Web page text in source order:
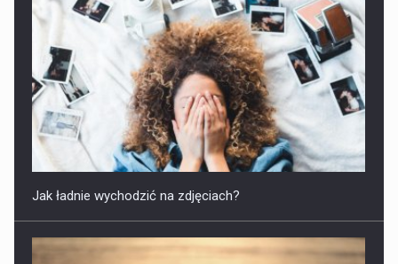
Jak ładnie wychodzić na zdjęciach?